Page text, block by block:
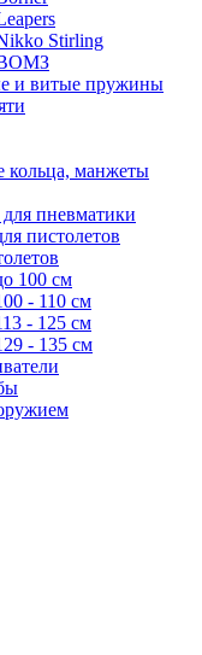
Stirling
и витые пружины
кольца, манжеты
пневматики
пистолетов
100 см
- 110 см
- 125 см
- 135 см